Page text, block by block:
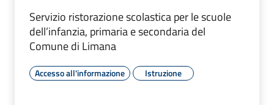
Servizio ristorazione scolastica per le scuole
dell’infanzia, primaria e secondaria del
Comune di Limana
Accesso all'informazione Istruzione